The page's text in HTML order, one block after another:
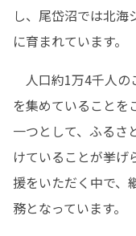
し、尾岱沼では北
に育まれています。
人口約1万4千人の
を集めていることを
一つとして、ふるさ
けていることが挙げ
援をいただく中で、
務となっています。